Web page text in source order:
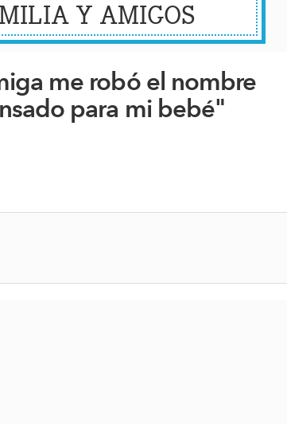
Y AMIGOS
me robó el nombre
para mi bebé"